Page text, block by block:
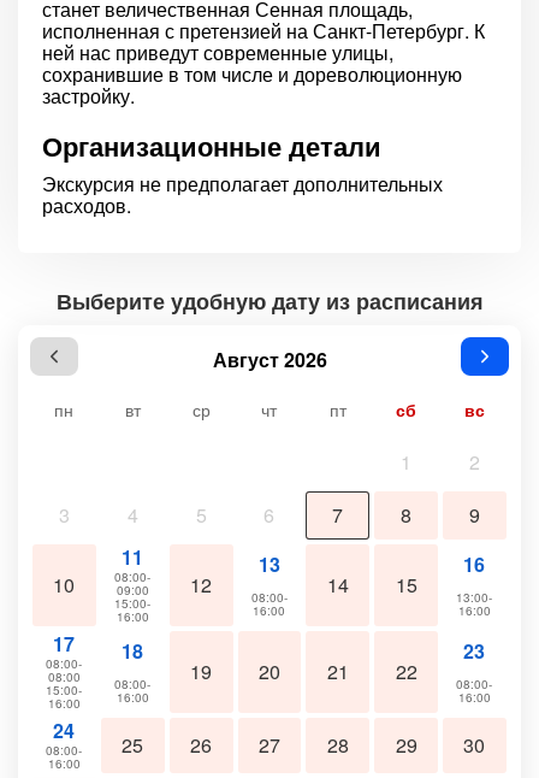
станет величественная Сенная площадь,
исполненная с претензией на Санкт-Петербург. К
ней нас приведут современные улицы,
сохранившие в том числе и дореволюционную
застройку.
Организационные детали
Экскурсия не предполагает дополнительных
расходов.
Выберите удобную дату из расписания
Август 2026
пн вт ср чт пт сб вс
1
2
3
4 5 6 7 8 9
10
11
08:00-
09:00
15:00-
16:00
12
13
08:00-
16:00
14 15
16
13:00-
16:00
17
08:00-
08:00
15:00-
16:00
18
08:00-
16:00
19 20 21 22
23
08:00-
16:00
24
08:00-
16:00
25 26 27 28 29 30